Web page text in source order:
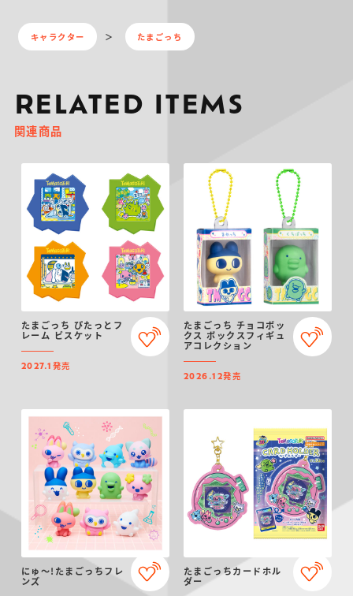
キャラクター たまごっち
RELATED ITEMS
関連商品
たまごっち ぴたっとフ
レーム ビスケット
2027.1 発売
たまごっち チョコボッ
クス ボックスフィギュ
アコレクション
2026.12発売
にゅ～!たまごっちフレ
ンズ
たまごっちカードホル
ダー